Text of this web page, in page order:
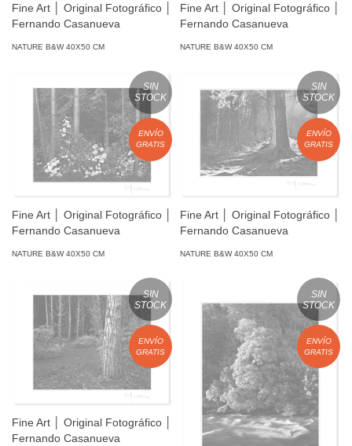
Fine Art │ Original Fotográfico │
Fernando Casanueva
NATURE B&W 40X50 CM
Fine Art │ Original Fotográfico │
Fernando Casanueva
NATURE B&W 40X50 CM
SIN
STOCK
ENVÍO
GRATIS
Fine Art │ Original Fotográfico │
Fernando Casanueva
NATURE B&W 40X50 CM
SIN
STOCK
ENVÍO
GRATIS
Fine Art │ Original Fotográfico │
Fernando Casanueva
NATURE B&W 40X50 CM
SIN
STOCK
ENVÍO
GRATIS
Fine Art │ Original Fotográfico │
Fernando Casanueva
SIN
STOCK
ENVÍO
GRATIS